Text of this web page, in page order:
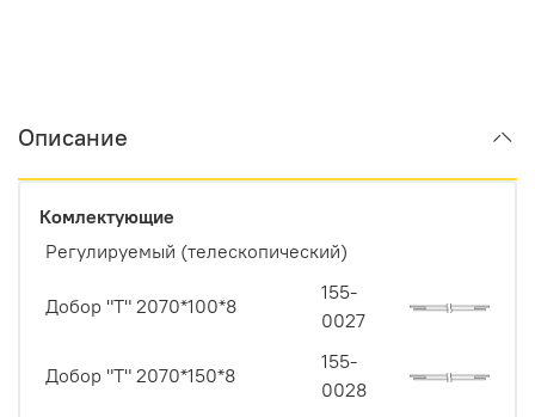
Описание
Комлектующие
Регулируемый (телескопический)
Добор "Т" 2070*100*8
155-
0027
Добор "Т" 2070*150*8
155-
0028